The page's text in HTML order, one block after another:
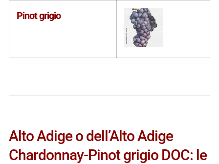
Pinot grigio
Alto Adige o dell’Alto Adige
Chardonnay-Pinot grigio DOC: le